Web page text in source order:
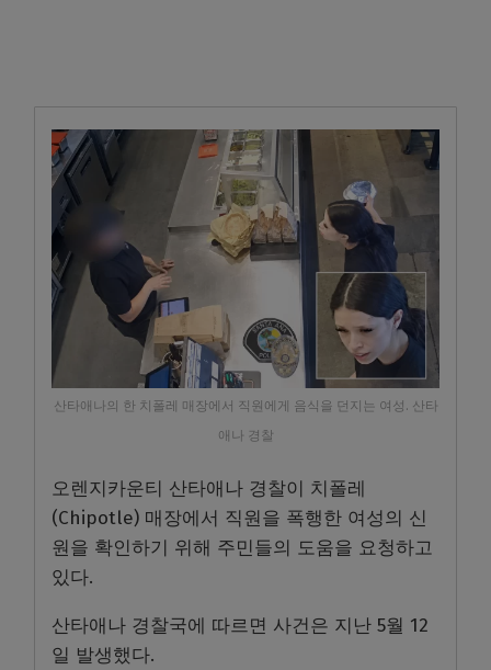
산타애나의 한 치폴레 매장에서 직원에게 음식을 던지는 여성. 산타
애나 경찰
오렌지카운티 산타애나 경찰이 치폴레
(Chipotle) 매장에서 직원을 폭행한 여성의 신
원을 확인하기 위해 주민들의 도움을 요청하고
있다.
산타애나 경찰국에 따르면 사건은 지난 5월 12
일 발생했다.